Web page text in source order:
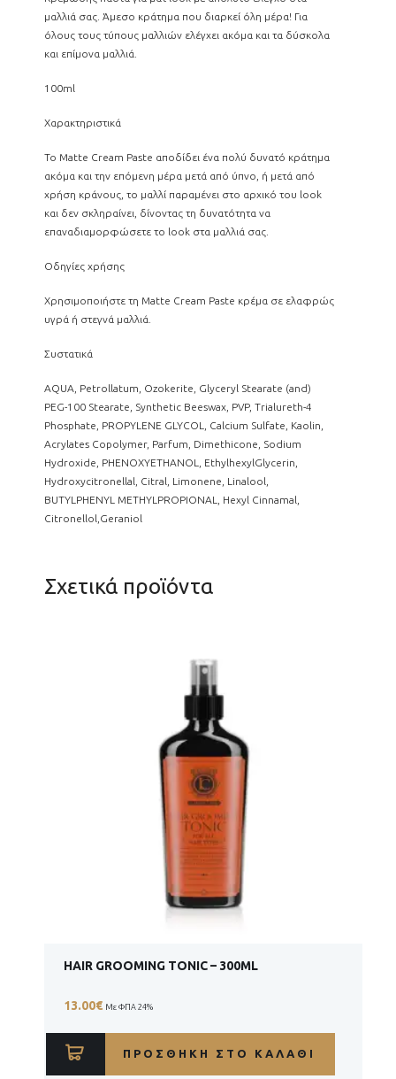
μαλλιά σας. Άμεσο κράτημα που διαρκεί όλη μέρα! Για
όλους τους τύπους μαλλιών ελέγχει ακόμα και τα δύσκολα
και επίμονα μαλλιά.
100ml
Χαρακτηριστικά
Το Matte Cream Paste αποδίδει ένα πολύ δυνατό κράτημα
ακόμα και την επόμενη μέρα μετά από ύπνο, ή μετά από
χρήση κράνους, το μαλλί παραμένει στο αρχικό του look
και δεν σκληραίνει, δίνοντας τη δυνατότητα να
επαναδιαμορφώσετε το look στα μαλλιά σας.
Οδηγίες χρήσης
Χρησιμοποιήστε τη Matte Cream Paste κρέμα σε ελαφρώς
υγρά ή στεγνά μαλλιά.
Συστατικά
AQUA, Petrollatum, Ozokerite, Glyceryl Stearate (and)
PEG-100 Stearate, Synthetic Beeswax, PVP, Trialureth-4
Phosphate, PROPYLENE GLYCOL, Calcium Sulfate, Kaolin,
Acrylates Copolymer, Parfum, Dimethicone, Sodium
Hydroxide, PHENOXYETHANOL, EthylhexylGlycerin,
Hydroxycitronellal, Citral, Limonene, Linalool,
BUTYLPHENYL METHYLPROPIONAL, Hexyl Cinnamal,
Citronellol,Geraniol
Σχετικά προϊόντα
HAIR GROOMING TONIC – 300ML
13.00€ Με ΦΠΑ 24%
ΠΡΟΣΘΉΚΗ ΣΤΟ ΚΑΛΆΘΙ